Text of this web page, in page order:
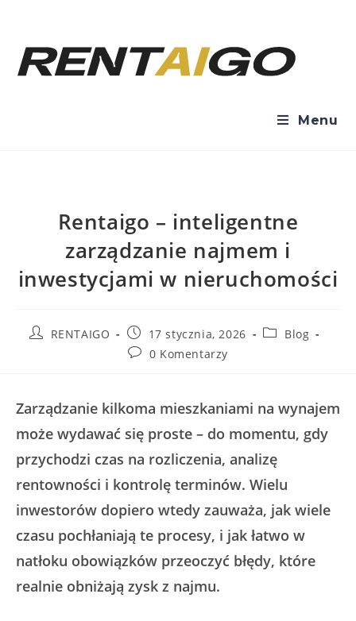
Menu
Rentaigo – inteligentne
zarządzanie najmem i
inwestycjami w nieruchomości
RENTAIGO 17 stycznia, 2026
Blog
0 Komentarzy
Zarządzanie kilkoma mieszkaniami na wynajem
może wydawać się proste – do momentu, gdy
przychodzi czas na rozliczenia, analizę
rentowności i kontrolę terminów. Wielu
inwestorów dopiero wtedy zauważa, jak wiele
czasu pochłaniają te procesy, i jak łatwo w
natłoku obowiązków przeoczyć błędy, które
realnie obniżają zysk z najmu.